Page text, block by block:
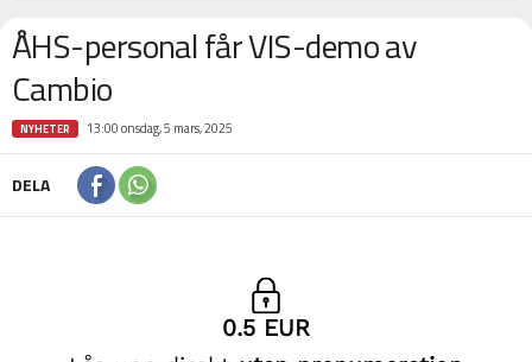
ÅHS-personal får VIS-demo av
Cambio
NYHETER 13:00 onsdag, 5 mars, 2025
DELA